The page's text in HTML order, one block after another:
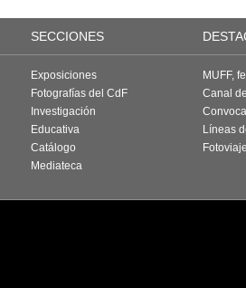
SECCIONES
Exposiciones
Fotografías del CdF
Investigación
Educativa
Catálogo
Mediateca
MUFF,
Canal
Líneas